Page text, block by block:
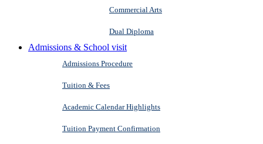
Commercial Arts
Dual Diploma
Admissions & School visit
Admissions Procedure
Tuition & Fees
Academic Calendar Highlights
Tuition Payment Confirmation